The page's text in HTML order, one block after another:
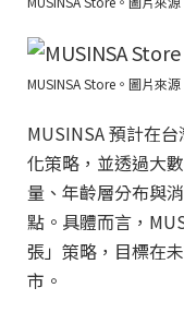
MUSINSA Store。圖片來
MUSINSA 預計在
化策略，並透過大
量、年齡層分布與
點。具體而言，
張」策略，目標在
市。